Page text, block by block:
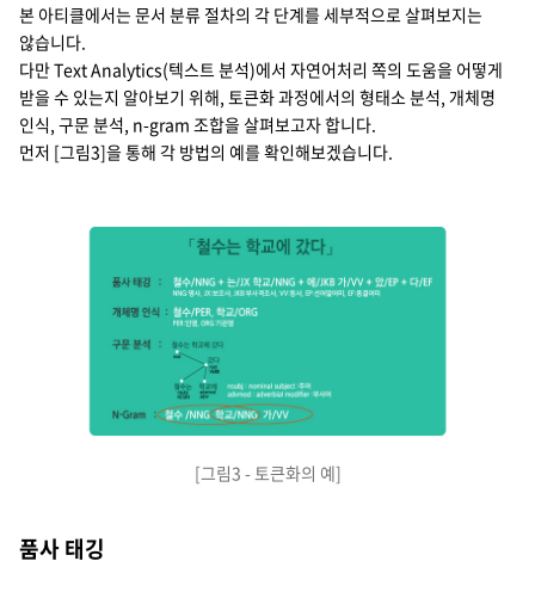
본 아티클에서는 문서 분류 절차의 각 단계를 세부적으로 살펴보지는
않습니다.
다만 Text Analytics(텍스트 분석)에서 자연어처리 쪽의 도움을 어떻게
받을 수 있는지 알아보기 위해, 토큰화 과정에서의 형태소 분석, 개체명
인식, 구문 분석, n-gram 조합을 살펴보고자 합니다.
먼저 [그림3]을 통해 각 방법의 예를 확인해보겠습니다.
[그림3 - 토큰화의 예]
품사 태깅